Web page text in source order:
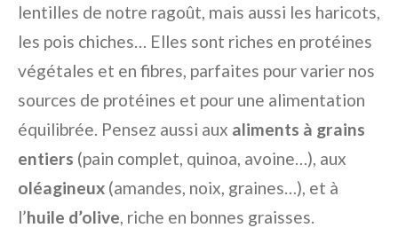
lentilles de notre ragoût, mais aussi les haricots,
les pois chiches… Elles sont riches en protéines
végétales et en fibres, parfaites pour varier nos
sources de protéines et pour une alimentation
équilibrée. Pensez aussi aux aliments à grains
entiers (pain complet, quinoa, avoine…), aux
oléagineux (amandes, noix, graines…), et à
l’huile d’olive, riche en bonnes graisses.